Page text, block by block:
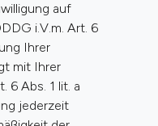
auf
i.V.m. Art. 6
Ihrer
mit Ihrer
6 Abs. 1 lit. a
jederzeit